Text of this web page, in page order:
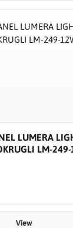
LUMERA
LM-
View